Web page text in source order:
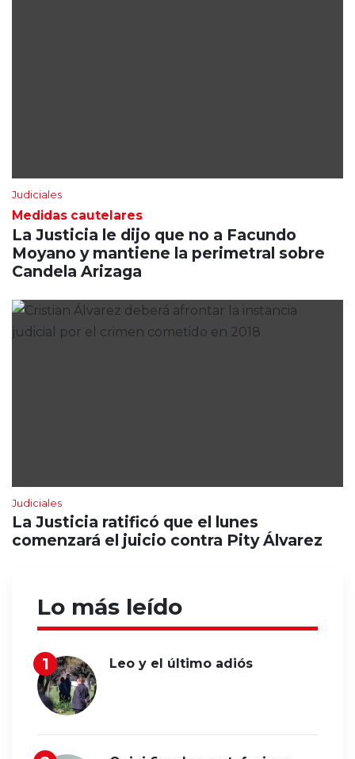
Judiciales
Medidas cautelares
La Justicia le dijo que no a Facundo
Moyano y mantiene la perimetral sobre
Candela Arizaga
Judiciales
La Justicia ratificó que el lunes
comenzará el juicio contra Pity Álvarez
Lo más leído
Leo y el último adiós